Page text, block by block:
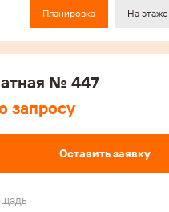
Планировка На этаже
№ 447
запросу
Оставить заявку